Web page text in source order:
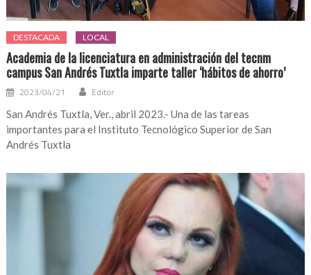
DESTACADA LOCAL
Academia de la licenciatura en administración del tecnm
campus San Andrés Tuxtla imparte taller ‘hábitos de ahorro’
2023/04/21 Editor
San Andrés Tuxtla, Ver., abril 2023.- Una de las tareas
importantes para el Instituto Tecnológico Superior de San
Andrés Tuxtla